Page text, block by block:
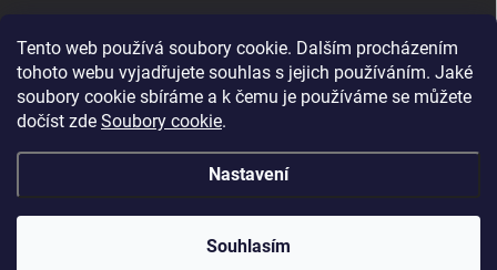
Tento web používá soubory cookie. Dalším procházením
tohoto webu vyjadřujete souhlas s jejich používáním. Jaké
soubory cookie sbíráme a k čemu je používáme se můžete
dočíst zde Soubory cookie.
Nastavení
Souhlasím
Elenys.cz - šperky, kterým věříte už od roku 2016
Vytvořil Shoptet